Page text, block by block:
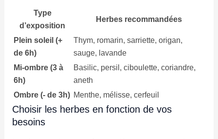
Type
d’exposition
Herbes recommandées
Plein soleil (+
de 6h)
Thym, romarin, sarriette, origan,
sauge, lavande
Mi-ombre (3 à
6h)
Basilic, persil, ciboulette, coriandre,
aneth
Ombre (- de 3h) Menthe, mélisse, cerfeuil
Choisir les herbes en fonction de vos
besoins